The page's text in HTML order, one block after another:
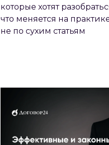
которые хотят
что меняется на
не по сухим статьям